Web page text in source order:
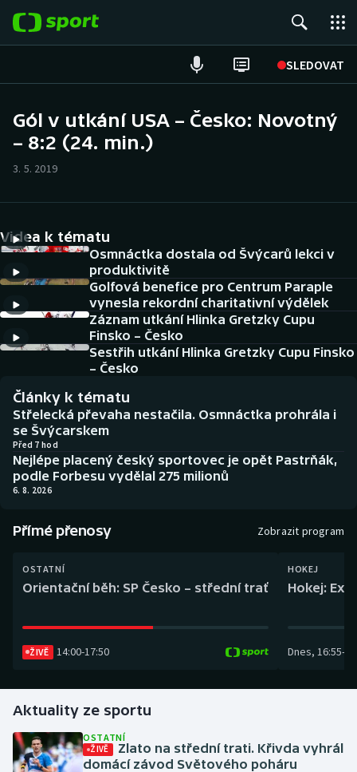
SLEDOVAT
Hokej
Cyklistika
DALŠÍ SPORTY
Americký fotbal
Baseball a softbal
Basketbal
Biatlon
Boby a skeleton
Box
Curling
Golf
Gymnastika
NEPŘEHLÉDNĚTE
Historické návraty
Aplikace ČT sport
AZ kvíz
Gól v utkání USA – Česko: Novotný
– 8:2 (24. min.)
3. 5. 2019
Videa k tématu
Osmnáctka dostala od Švýcarů lekci v
produktivitě
Golfová benefice pro Centrum Paraple
vynesla rekordní charitativní výdělek
Záznam utkání Hlinka Gretzky Cupu
Finsko – Česko
Sestřih utkání Hlinka Gretzky Cupu Finsko
– Česko
Články k tématu
Střelecká převaha nestačila. Osmnáctka prohrála i
se Švýcarskem
Před 7 hod
Nejlépe placený český sportovec je opět Pastrňák,
podle Forbesu vydělal 275 milionů
6. 8. 2026
Přímé přenosy Zobrazit program
OSTATNÍ
Orientační běh: SP Česko – střední trať
ŽIVĚ 14:00-17:50
HOKEJ
Hokej:
Dnes, 16:55-
Aktuality ze sportu
OSTATNÍ
ŽIVĚ
Zlato na střední trati. Křivda vyhrál
domácí závod Světového poháru